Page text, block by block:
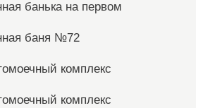
банька на первом
баня №72
комплекс
комплекс